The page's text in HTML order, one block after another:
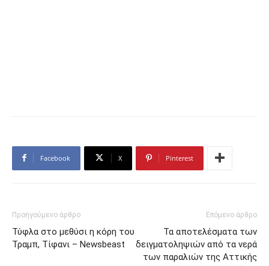
Facebook X Pinterest
Προηγούμενο άρθρο
Τύφλα στο μεθύσι η κόρη του
Τραμπ, Τίφανι – Newsbeast
Επόμενο άρθρο
Τα αποτελέσματα των
δειγματοληψιών από τα νερά
των παραλιών της Αττικής